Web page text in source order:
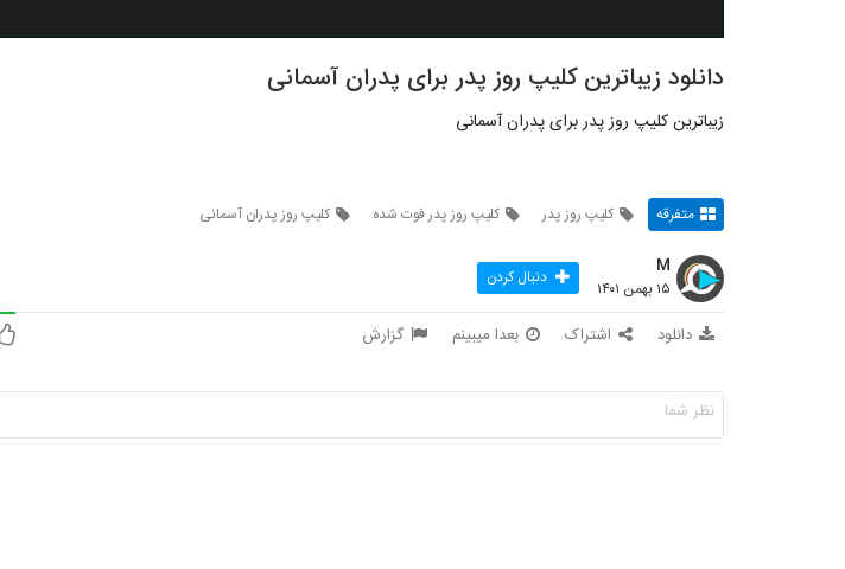
دانلود زیباترین کلیپ روز پدر برای پدران آسمانی
زیباترین کلیپ روز پدر برای پدران آسمانی
متفرقه کلیپ روز پدر کلیپ روز پدر فوت شده کلیپ روز پدران آسمانی
M
۱۵ بهمن ۱۴۰۱ دنبال کردن
دانلود اشتراک بعدا میبینم گزارش